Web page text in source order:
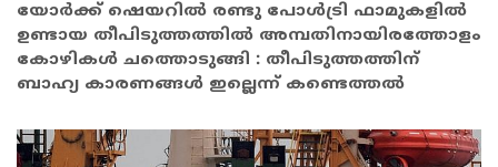
യോർക്ക് ഷെയറിൽ രണ്ടു പോൾട്രി ഫാമുകളിൽ
ഉണ്ടായ തീപിടുത്തത്തിൽ അമ്പതിനായിരത്തോളം
കോഴികൾ ചത്തൊടുങ്ങി : തീപിടുത്തത്തിന്
ബാഹ്യ കാരണങ്ങൾ ഇല്ലെന്ന് കണ്ടെത്തൽ